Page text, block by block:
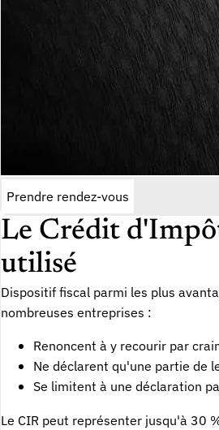
Prendre rendez-vous
Le Crédit
utilisé
Dispositif fiscal parmi les plus
nombreuses entreprises :
Renoncent à y recourir par
Ne déclarent qu'une partie de
Se limitent à une déclaration
Le CIR peut représenter jusqu'à 30